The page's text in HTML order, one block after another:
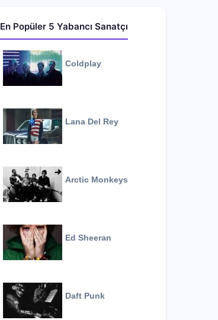
En Popüler 5 Yabancı Sanatçı
Coldplay
Lana Del Rey
Arctic Monkeys
Ed Sheeran
Daft Punk